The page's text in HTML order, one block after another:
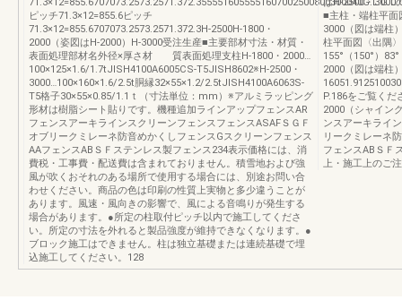
ピッチ71.3×12=855.6ピッチ
71.3×12=855.6707073.2573.2571.372.3H-2500H-1800・
2000（姿図はH-2000）H-3000受注生産■主要部材寸法・材質・
表面処理部材名外径×厚さ材 質表面処理支柱H-1800・2000…
100×125×1.6/1.7tJISH4100A6005CS-T5JISH8602※H-2500・
3000…100×160×1.6/2.5t胴縁32×55×1.2/2.5tJISH4100A6063S-
T5格子30×55×0.85/1.1ｔ（寸法単位：mm）※アルミラッピング
形材は樹脂シート貼りです。機種追加ラインアップフェンスAR
フェンスアーキラインスクリーンフェンスフェンスASAFＳＧＦ
オブリークミレーネ防音めかくしフェンスGスクリーンフェンス
AAフェンスABＳＦステンレス製フェンス234表示価格には、消
費税・工事費・配送費は含まれておりません。積雪地および強
風が吹くおそれのある場所で使用する場合には、別途お問い合
わせください。商品の色は印刷の性質上実物と多少違うことが
あります。風速・風向きの影響で、風による音鳴りが発生する
場合があります。●所定の柱取付ピッチ以内で施工してくださ
い。所定の寸法を外れると製品強度が維持できなくなります。●
ブロック施工はできません。柱は独立基礎または連続基礎で埋
込施工してください。128
■主柱・端柱平面
3000（図は端柱
柱平面図〈出隅
155°（150°）
2000（図は端柱
P.186をご覧くだ
2000（シャイン
ンスアーキライ
リークミレーネ
フェンスABＳＦ
上・施工上のご